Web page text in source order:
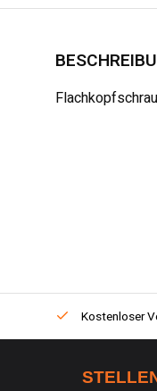
Kostenloser